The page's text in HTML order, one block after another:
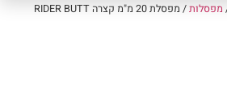
מפסלות
/ מפסלת 20 מ"מ קצרה RIDER BUTT